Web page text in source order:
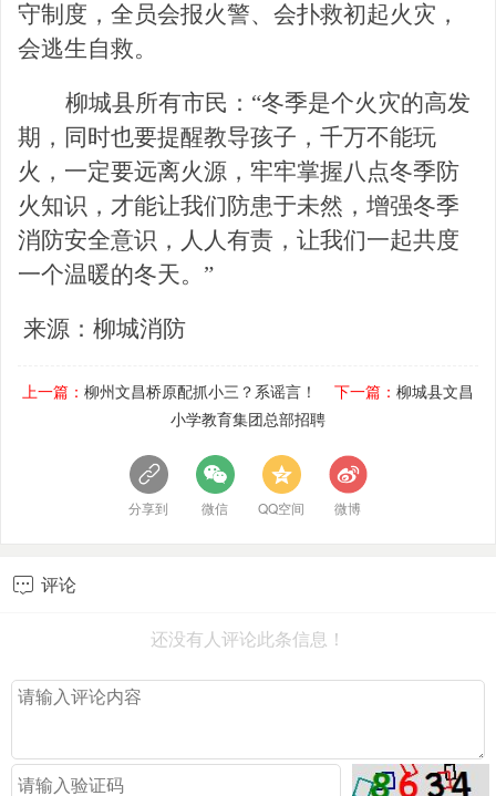
守制度，全员会报火警、会扑救初起火灾，
会逃生自救。
柳城县所有市民： “冬季是个火灾的高发
期，同时也要提醒教导孩子，千万不能玩
火，一定要远离火源，牢牢掌握八点冬季防
火知识，才能让我们防患于未然，增强冬季
消防安全意识，人人有责，让我们一起共度
一个温暖的冬天。”
来源：柳城消防
上一篇： 柳州文昌桥原配抓小三？系谣言！ 下一篇： 柳城县文昌
小学教育集团总部招聘
分享到 微信 QQ空间 微博
 评论
还没有人评论此条信息！